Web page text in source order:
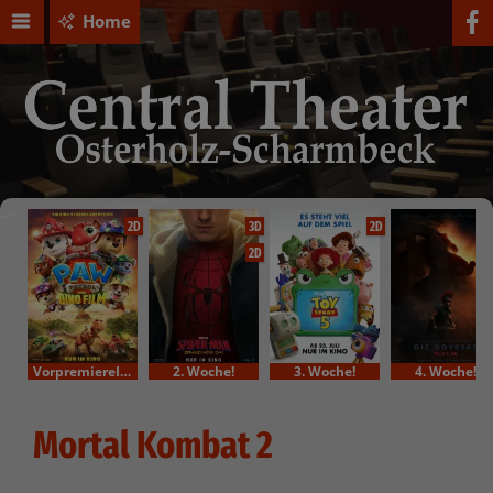
Home
2D
VorpremiereIm Bundesstart
3D
2D
2. Woche!
2D
3. Woche! 4. Woche!
Mortal Kombat 2